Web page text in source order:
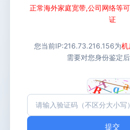
正常海外家庭宽带,公司网络等
证
您当前IP:216.73.216.156为机
需要对您身份鉴定
提交